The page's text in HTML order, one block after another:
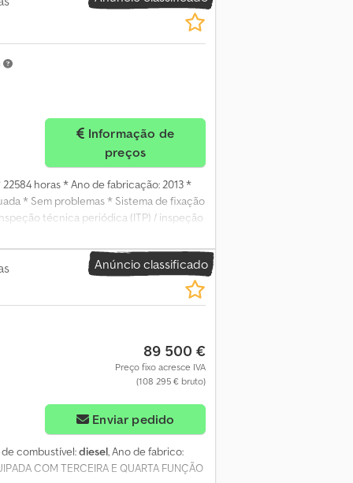
preços
22584 horas * Ano de fabricação: 2013 *
* Sem problemas * Sistema de fixação
técnica periódica (ITP) / inspeção
visita só é possível mediante
Anúncio classificado
89 500 €
Preço fixo acresce IVA
(108 295 € bruto)
Enviar pedido
combustível:diesel, Ano de fabrico:
COM TERCEIRA E QUARTA FUNÇÃO